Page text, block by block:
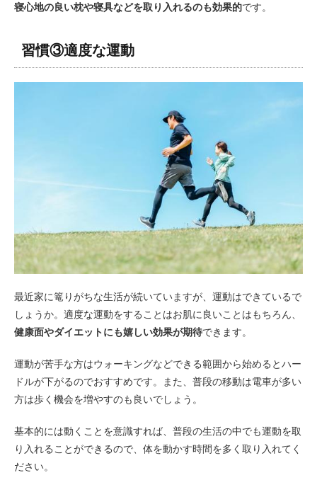
寝心地の良い枕や寝具などを取り入れるのも効果的です。
習慣③適度な運動
最近家に篭りがちな生活が続いていますが、運動はできているで
しょうか。適度な運動をすることはお肌に良いことはもちろん、
健康面やダイエットにも嬉しい効果が期待できます。
運動が苦手な方はウォーキングなどできる範囲から始めるとハー
ドルが下がるのでおすすめです。また、普段の移動は電車が多い
方は歩く機会を増やすのも良いでしょう。
基本的には動くことを意識すれば、普段の生活の中でも運動を取
り入れることができるので、体を動かす時間を多く取り入れてく
ださい。